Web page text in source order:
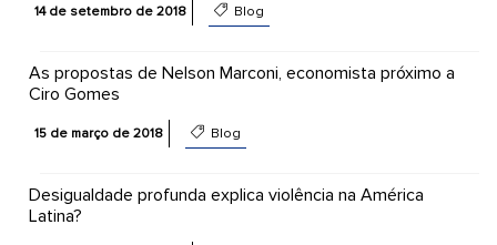
14 de setembro de 2018 Blog
As propostas de Nelson Marconi, economista próximo a
Ciro Gomes
15 de março de 2018 Blog
Desigualdade profunda explica violência na América
Latina?